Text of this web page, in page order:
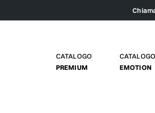
CATALOGO
PREMIUM
CATALOGO
EMOTION